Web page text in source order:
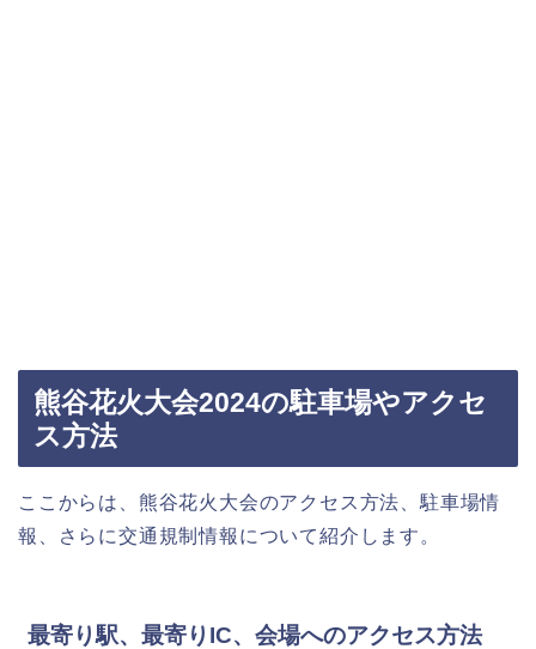
熊谷花火大会2024の駐車場やアクセ
ス方法
ここからは、熊谷花火大会のアクセス方法、駐車場情
報、さらに交通規制情報について紹介します。
最寄り駅、最寄りIC、会場へのアクセス方法